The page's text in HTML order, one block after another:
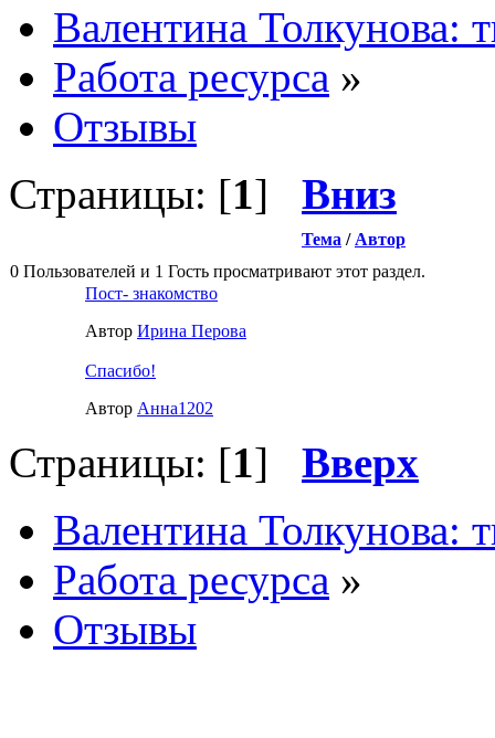
Валентина Толкунова:
Работа ресурса »
Отзывы
Страницы: [1] Вниз
Тема / Автор
0 Пользователей и 1 Гость просматривают этот раздел.
Пост- знакомство
Автор Ирина Перова
Спасибо!
Автор Анна1202
Страницы: [1] Вверх
Валентина Толкунова:
Работа ресурса »
Отзывы